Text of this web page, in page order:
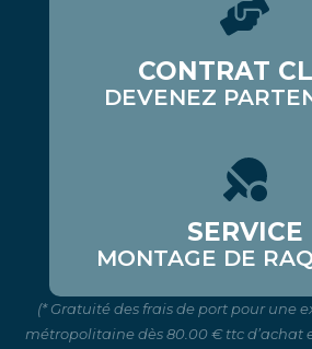
CONTRAT
DEVENEZ
SERVICE
MONTAGE DE
(* Gratuité des frais de port pour une
métropolitaine dès 80.00 € ttc d’achat